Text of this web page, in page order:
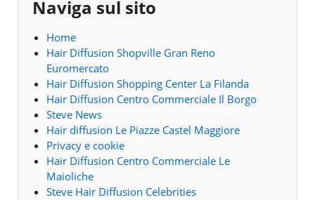
Naviga sul sito
Home
Hair Diffusion Shopville Gran Reno
Euromercato
Hair Diffusion Shopping Center La Filanda
Hair Diffusion Centro Commerciale Il Borgo
Steve News
Hair diffusion Le Piazze Castel Maggiore
Privacy e cookie
Hair Diffusion Centro Commerciale Le
Maioliche
Steve Hair Diffusion Celebrities